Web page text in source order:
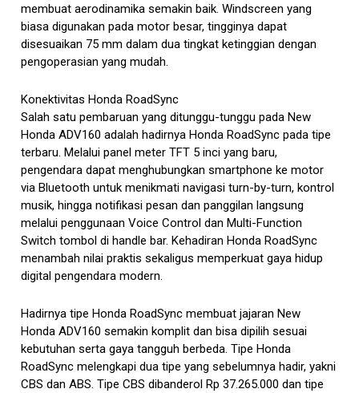
membuat aerodinamika semakin baik. Windscreen yang
biasa digunakan pada motor besar, tingginya dapat
disesuaikan 75 mm dalam dua tingkat ketinggian dengan
pengoperasian yang mudah.
Konektivitas Honda RoadSync
Salah satu pembaruan yang ditunggu-tunggu pada New
Honda ADV160 adalah hadirnya Honda RoadSync pada tipe
terbaru. Melalui panel meter TFT 5 inci yang baru,
pengendara dapat menghubungkan smartphone ke motor
via Bluetooth untuk menikmati navigasi turn-by-turn, kontrol
musik, hingga notifikasi pesan dan panggilan langsung
melalui penggunaan Voice Control dan Multi-Function
Switch tombol di handle bar. Kehadiran Honda RoadSync
menambah nilai praktis sekaligus memperkuat gaya hidup
digital pengendara modern.
Hadirnya tipe Honda RoadSync membuat jajaran New
Honda ADV160 semakin komplit dan bisa dipilih sesuai
kebutuhan serta gaya tangguh berbeda. Tipe Honda
RoadSync melengkapi dua tipe yang sebelumnya hadir, yakni
CBS dan ABS. Tipe CBS dibanderol Rp 37.265.000 dan tipe